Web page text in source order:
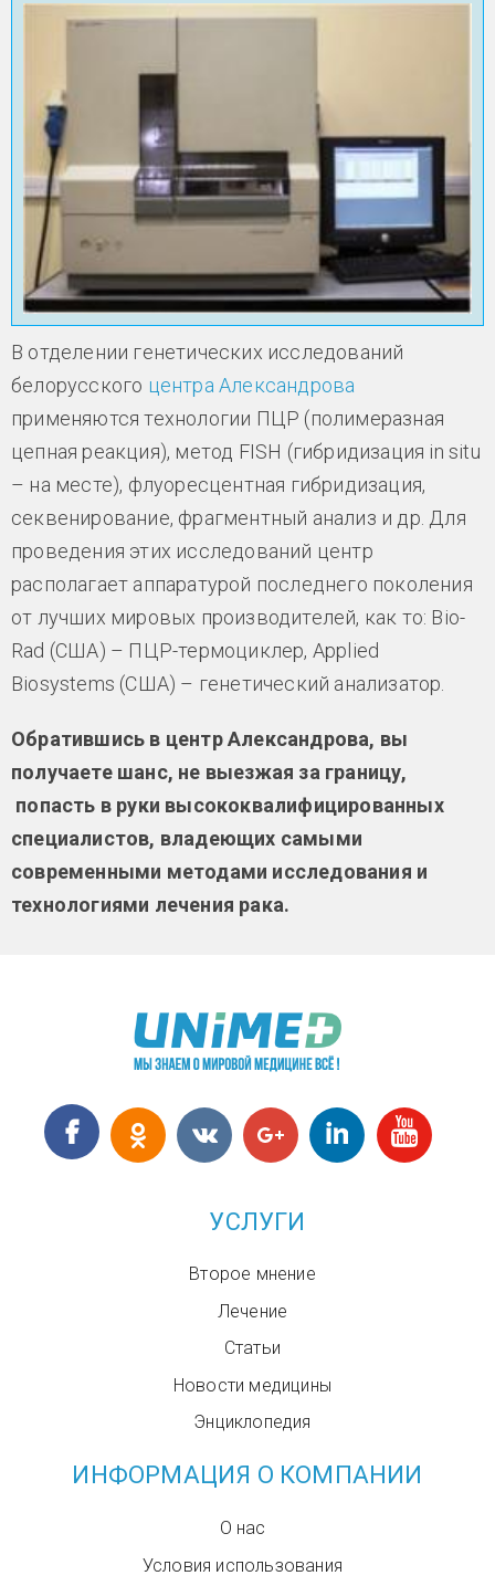
В отделении генетических исследований
белорусского центра Александрова
применяются технологии ПЦР (полимеразная
цепная реакция), метод FISH (гибридизация in situ
– на месте), флуоресцентная гибридизация,
секвенирование, фрагментный анализ и др. Для
проведения этих исследований центр
располагает аппаратурой последнего поколения
от лучших мировых производителей, как то: Bio-
Rad (США) – ПЦР-термоциклер, Applied
Biosystems (США) – генетический анализатор.
Обратившись в центр Александрова, вы
получаете шанс, не выезжая за границу,
попасть в руки высококвалифицированных
специалистов, владеющих самыми
современными методами исследования и
технологиями лечения рака.
УСЛУГИ
Второе мнение
Лечение
Статьи
Новости медицины
Энциклопедия
ИНФОРМАЦИЯ О КОМПАНИИ
О нас
Условия использования